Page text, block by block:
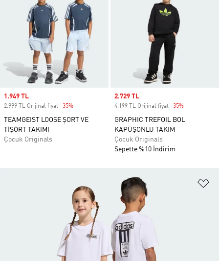
Sale price
1.949 TL
2.999 TL Orijinal fiyat -35%
TEAMGEIST LOOSE ŞORT VE
TİŞÖRT TAKIMI
Çocuk Originals
Sale price
2.729 TL
4.199 TL Orijinal fiyat -35%
GRAPHIC TREFOIL BOL
KAPÜŞONLU TAKIM
Çocuk Originals
Sepette %10 İndirim